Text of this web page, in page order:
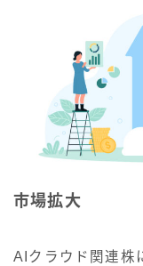
市場拡大
AIクラウド関連株